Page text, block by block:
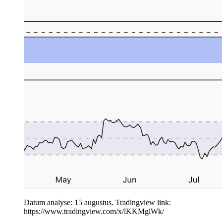
Datum analyse: 15 augustus. Tradingview link:
https://www.tradingview.com/x/lKKMglWk/